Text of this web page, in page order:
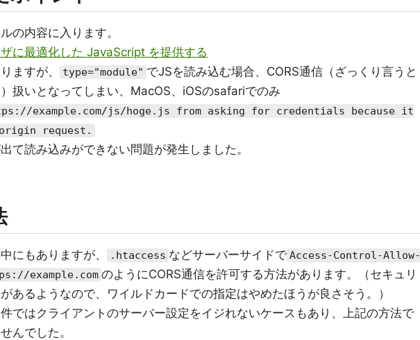
の内容に入ります。
に最適化した JavaScript を提供する
ますが、
type="module" でJSを読み込む場合、CORS通信（ざっくり言うと
扱いとなってしまい、MacOS、iOSのsafariでのみ
example.com/js/hoge.js from asking for credentials because it
request.
て読み込みができない問題が発生しました。
にもありますが、 .htaccess などサーバーサイドで Access-Control-Allow-
example.com のようにCORS通信を許可する方法があります。（セキュリ
あるようなので、ワイルドカードでの指定はやめたほうが良さそう。）
ではクライアントのサーバー設定をイジれないケースもあり、上記の方法で
んでした。